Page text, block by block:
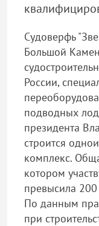
Судоверфь
Большой
России,
подводных
президента
строится
комплекс.
котором
превысила
По данным
при